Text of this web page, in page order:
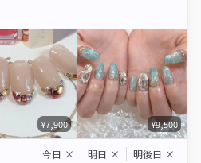
¥7,900 ¥9,500
今日 × 明日 × 明後日 ×